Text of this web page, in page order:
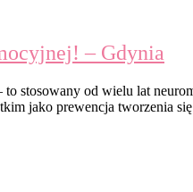
– Gdynia
stosowany od wielu lat
jako prewencja tworzenia